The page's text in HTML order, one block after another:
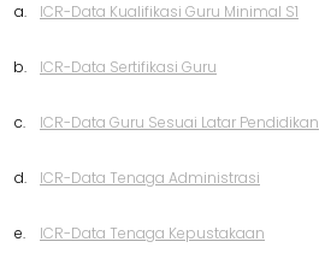
a. ICR-Data Kualifikasi Guru Minimal S1
b. ICR-Data Sertifikasi Guru
c. ICR-Data Guru Sesuai Latar Pendidikan
d. ICR-Data Tenaga Administrasi
e. ICR-Data Tenaga Kepustakaan